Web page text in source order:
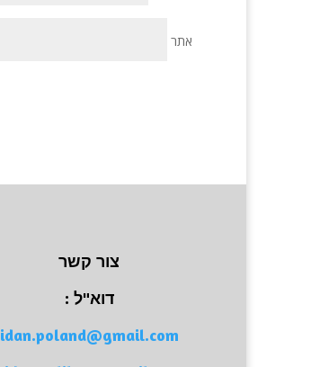
אתר
צור קשר
דוא"ל :
idan.poland@gmail.com